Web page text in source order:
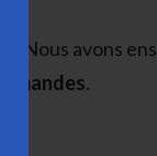
. Nous avons
amandes.